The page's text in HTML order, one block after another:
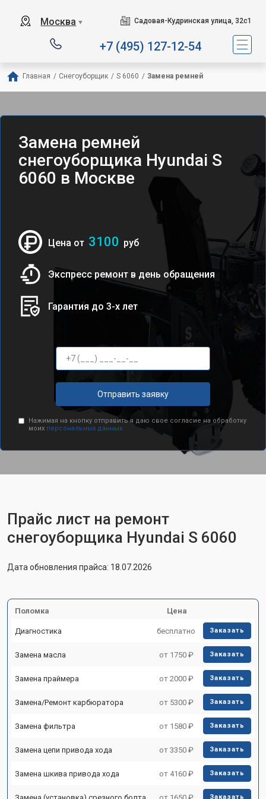
Москва ▼ Садовая-Кудринская улица, 32с1
+7 (495) 127-12-54
Главная / Снегоуборщик / S 6060 / Замена ремней
Замена ремней
снегоуборщика Hyundai S
6060 в Москве
Цена от 3100 руб
Экспресс ремонт в день обращения
Гарантия до 3-х лет
Отправить заявку
Нажимая на кнопку отправить я даю свое согласие на обработку
моих персональных данных.
Прайс лист на ремонт
снегоуборщика Hyundai S 6060
Дата обновления прайса: 18.07.2026
Поломка Цена
Диагностика бесплатно Заказать
Замена масла от 1750 ₽ Заказать
Замена праймера от 2000 ₽ Заказать
Замена/Pемонт карбюратора от 5300 ₽ Заказать
Замена фильтра от 1580 ₽ Заказать
Замена цепи привода хода от 3350 ₽ Заказать
Замена шкива привода хода от 4160 ₽ Заказать
Замена (установка) срезного болта от 1650 ₽ Заказать